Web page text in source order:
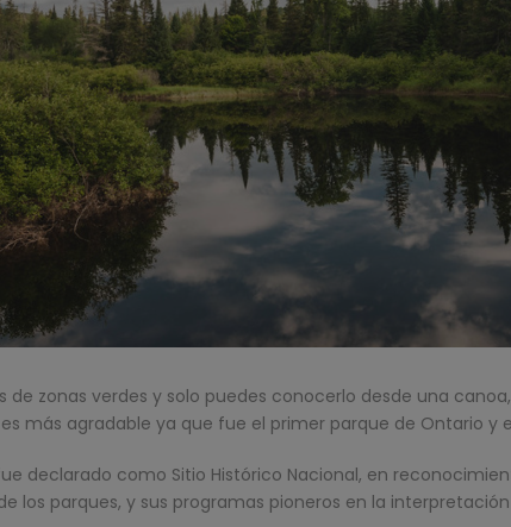
de zonas verdes y solo puedes conocerlo desde una
más agradable ya que fue el primer parque de Ontario
declarado como Sitio Histórico Nacional, en
los parques, y sus programas pioneros en la